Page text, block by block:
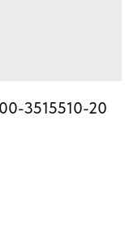
3515510-20